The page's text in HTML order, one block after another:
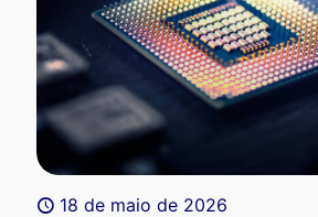
18 de maio de 2026